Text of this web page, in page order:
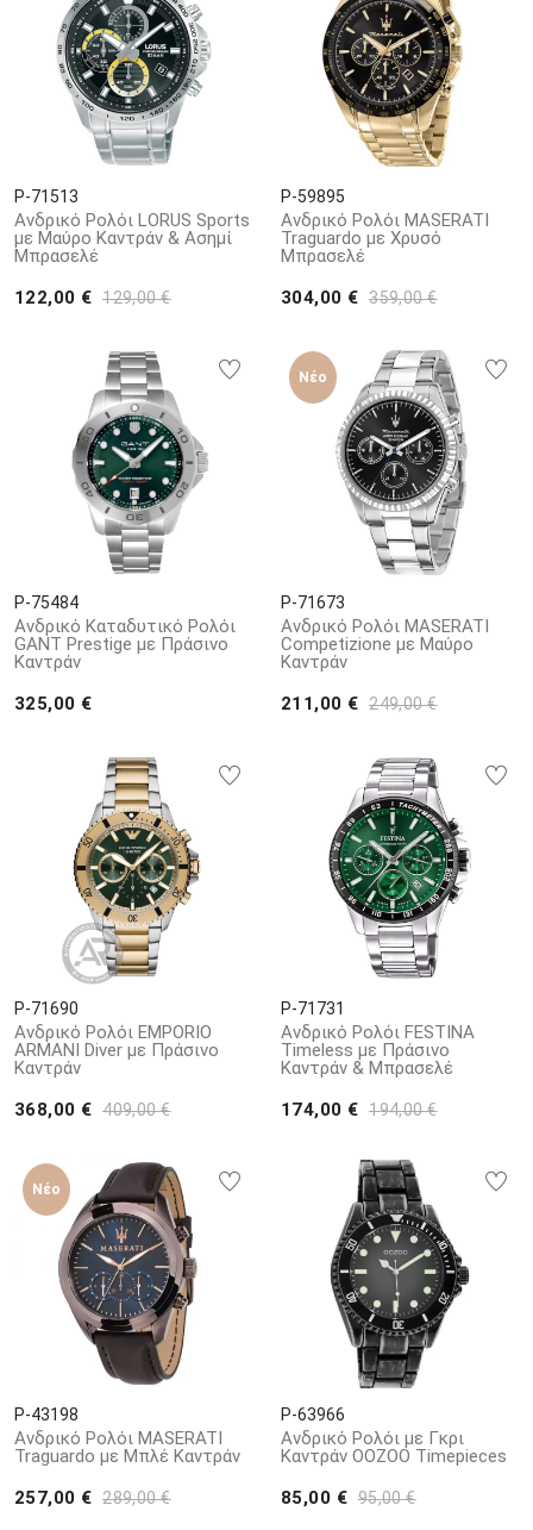
P-71513
Ανδρικό Ρολόι LORUS Sports
με Μαύρο Καντράν & Ασημί
Μπρασελέ
122,00 € 129,00 €
P-59895
Ανδρικό Ρολόι MASERATI
Traguardo με Χρυσό
Μπρασελέ
304,00 € 359,00 €
P-75484
Ανδρικό Καταδυτικό Ρολόι
GANT Prestige με Πράσινο
Καντράν
325,00 €
Νέο
P-71673
Ανδρικό Ρολόι MASERATI
Competizione με Μαύρο
Καντράν
211,00 € 249,00 €
P-71690
Ανδρικό Ρολόι EMPORIO
ARΜΑΝΙ Diver με Πράσινο
Καντράν
368,00 € 409,00 €
P-71731
Ανδρικό Ρολόι FESTINA
Timeless με Πράσινο
Καντράν & Μπρασελέ
174,00 € 194,00 €
Νέο
P-43198
Ανδρικό Ρολόι MASERATI
Traguardo με Μπλέ Καντράν
257,00 € 289,00 €
P-63966
Ανδρικό Ρολόι με Γκρι
Καντράν OOZOO Timepieces
85,00 € 95,00 €